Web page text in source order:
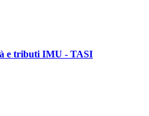
e tributi IMU - TASI